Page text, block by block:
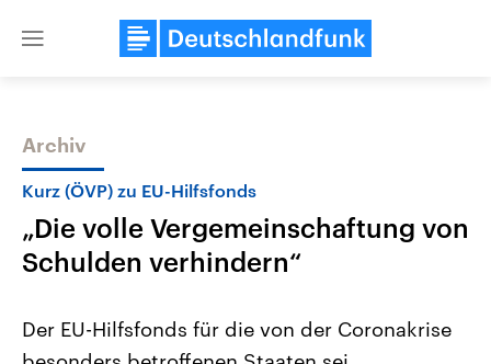
Close
Themen
Archiv
Kurz (ÖVP) zu EU-Hilfsfonds
„Die volle Vergemeinschaftung von
Schulden verhindern“
Der EU-Hilfsfonds für die von der Coronakrise